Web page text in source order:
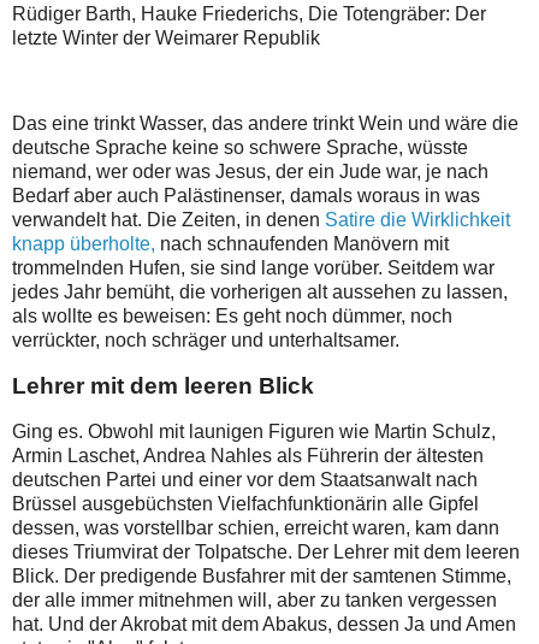
Rüdiger Barth, Hauke Friederichs, Die Totengräber: Der
letzte Winter der Weimarer Republik
Das eine trinkt Wasser, das andere trinkt Wein und wäre die
deutsche Sprache keine so schwere Sprache, wüsste
niemand, wer oder was Jesus, der ein Jude war, je nach
Bedarf aber auch Palästinenser, damals woraus in was
verwandelt hat. Die Zeiten, in denen Satire die Wirklichkeit
knapp überholte, nach schnaufenden Manövern mit
trommelnden Hufen, sie sind lange vorüber. Seitdem war
jedes Jahr bemüht, die vorherigen alt aussehen zu lassen,
als wollte es beweisen: Es geht noch dümmer, noch
verrückter, noch schräger und unterhaltsamer.
Lehrer mit dem leeren Blick
Ging es. Obwohl mit launigen Figuren wie Martin Schulz,
Armin Laschet, Andrea Nahles als Führerin der ältesten
deutschen Partei und einer vor dem Staatsanwalt nach
Brüssel ausgebüchsten Vielfachfunktionärin alle Gipfel
dessen, was vorstellbar schien, erreicht waren, kam dann
dieses Triumvirat der Tolpatsche. Der Lehrer mit dem leeren
Blick. Der predigende Busfahrer mit der samtenen Stimme,
der alle immer mitnehmen will, aber zu tanken vergessen
hat. Und der Akrobat mit dem Abakus, dessen Ja und Amen